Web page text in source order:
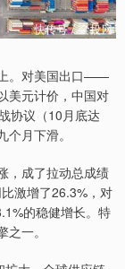
。对美国出口——
美元计价，中国对
协议（10月底达
月下滑。
，成了拉动总成绩
激增了26.3%，对
的稳健增长。特
一。